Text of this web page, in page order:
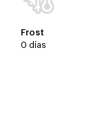
Frost
0 días